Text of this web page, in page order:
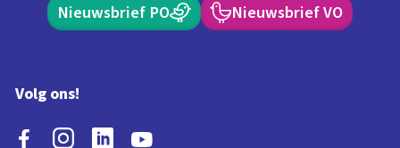
Nieuwsbrief PO Nieuwsbrief VO
Volg ons!